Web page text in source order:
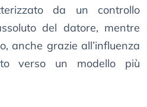
da un controllo
del datore, mentre
anche grazie all’influenza
verso un modello più